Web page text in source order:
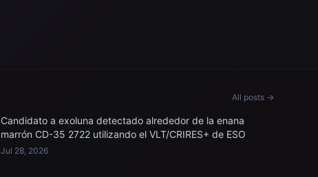
All posts →
Candidato a exoluna detectado alrededor de la enana
marrón CD-35 2722 utilizando el VLT/CRIRES+ de ESO
Jul 28, 2026